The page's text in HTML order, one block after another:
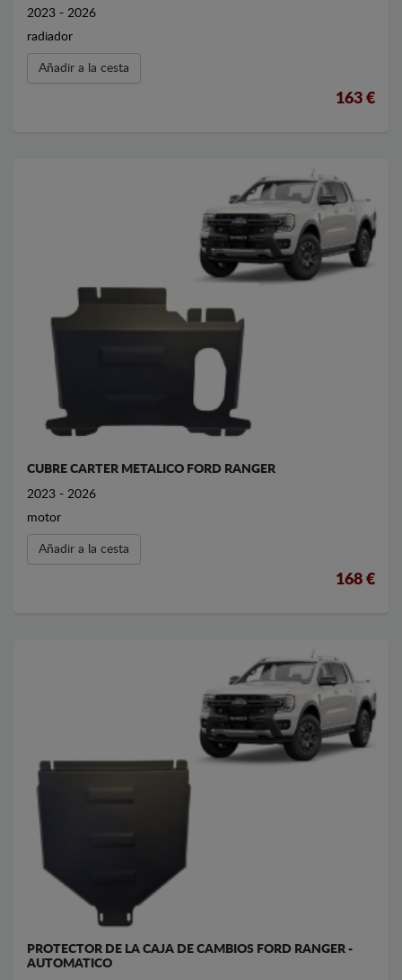
2023 - 2026
radiador
Añadir a la cesta
163 €
CUBRE CARTER METALICO FORD RANGER
2023 - 2026
motor
Añadir a la cesta
168 €
PROTECTOR DE LA CAJA DE CAMBIOS FORD RANGER -
AUTOMATICO